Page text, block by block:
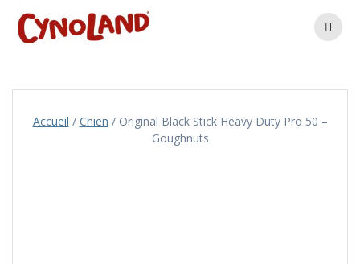
Accueil / Chien / Original Black Stick Heavy Duty Pro 50 –
Goughnuts